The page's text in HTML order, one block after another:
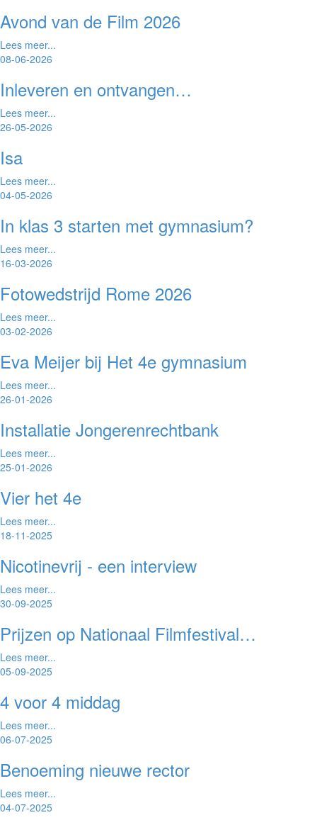
Avond van de Film 2026
Lees meer...
08-06-2026
Inleveren en ontvangen…
Lees meer...
26-05-2026
Isa
Lees meer...
04-05-2026
In klas 3 starten met gymnasium?
Lees meer...
16-03-2026
Fotowedstrijd Rome 2026
Lees meer...
03-02-2026
Eva Meijer bij Het 4e gymnasium
Lees meer...
26-01-2026
Installatie Jongerenrechtbank
Lees meer...
25-01-2026
Vier het 4e
Lees meer...
18-11-2025
Nicotinevrij - een interview
Lees meer...
30-09-2025
Prijzen op Nationaal Filmfestival…
Lees meer...
05-09-2025
4 voor 4 middag
Lees meer...
06-07-2025
Benoeming nieuwe rector
Lees meer...
04-07-2025